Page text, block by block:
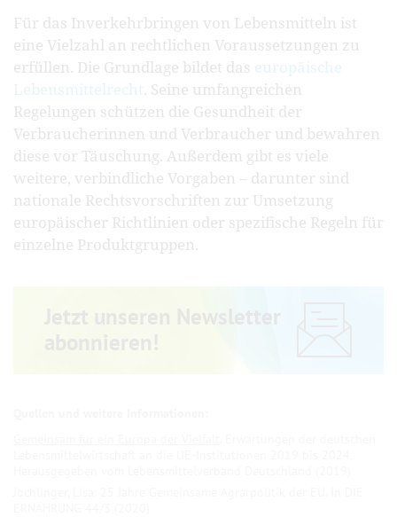
Für das Inverkehrbringen von Lebensmitteln ist
eine Vielzahl an rechtlichen Voraussetzungen zu
erfüllen. Die Grundlage bildet das europäische
Lebensmittelrecht . Seine umfangreichen
Regelungen schützen die Gesundheit der
Verbraucherinnen und Verbraucher und bewahren
diese vor Täuschung. Außerdem gibt es viele
weitere, verbindliche Vorgaben – darunter sind
nationale Rechtsvorschriften zur Umsetzung
europäischer Richtlinien oder spezifische Regeln für
einzelne Produktgruppen.
Jetzt unseren Newsletter